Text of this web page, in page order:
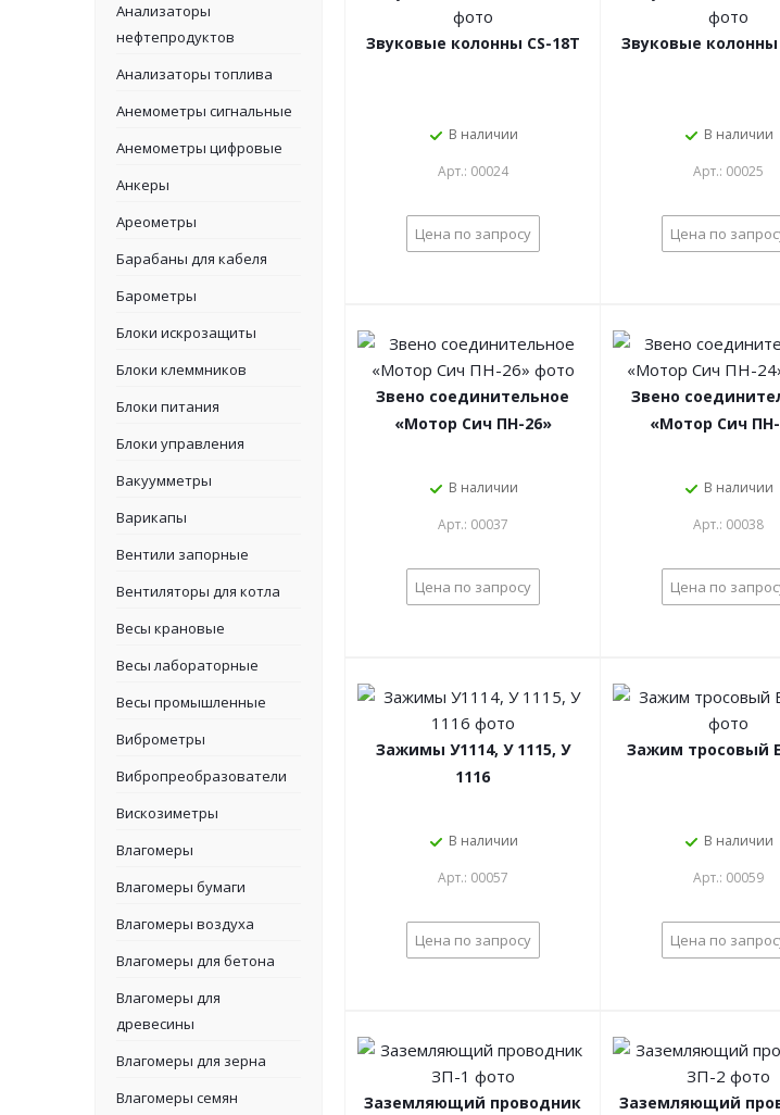
Анализаторы
нефтепродуктов
Анализаторы топлива
Анемометры сигнальные
Анемометры цифровые
Анкеры
Ареометры
Барабаны для кабеля
Барометры
Блоки искрозащиты
Блоки клеммников
Блоки питания
Блоки управления
Вакуумметры
Варикапы
Вентили запорные
Вентиляторы для котла
Весы крановые
Весы лабораторные
Весы промышленные
Виброметры
Вибропреобразователи
Вискозиметры
Влагомеры
Влагомеры бумаги
Влагомеры воздуха
Влагомеры для бетона
Влагомеры для
древесины
Влагомеры для зерна
Влагомеры семян
Звуковые колонны CS-18T
В наличии
Арт.: 00024
Цена по запросу
Звуковые колонны
В наличии
Арт.: 00025
Цена по
Звено соединительное
«Мотор Сич ПН-26»
В наличии
Арт.: 00037
Цена по запросу
Звено
«Мотор Сич
В наличии
Арт.: 00038
Цена по
Зажимы У1114, У 1115, У
1116
В наличии
Арт.: 00057
Цена по запросу
Зажим тросовый
В наличии
Арт.: 00059
Цена по
Заземляющий проводник
Заземляющий